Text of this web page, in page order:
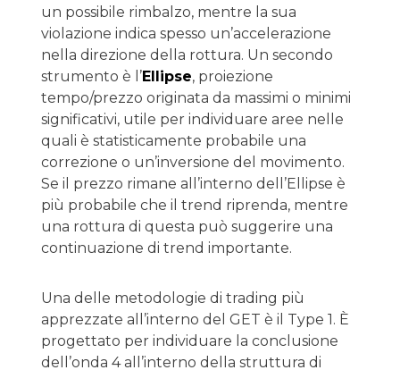
un possibile rimbalzo, mentre la sua
violazione indica spesso un’accelerazione
nella direzione della rottura. Un secondo
strumento è l’Ellipse, proiezione
tempo/prezzo originata da massimi o minimi
significativi, utile per individuare aree nelle
quali è statisticamente probabile una
correzione o un’inversione del movimento.
Se il prezzo rimane all’interno dell’Ellipse è
più probabile che il trend riprenda, mentre
una rottura di questa può suggerire una
continuazione di trend importante.
Una delle metodologie di trading più
apprezzate all’interno del GET è il Type 1. È
progettato per individuare la conclusione
dell’onda 4 all’interno della struttura di